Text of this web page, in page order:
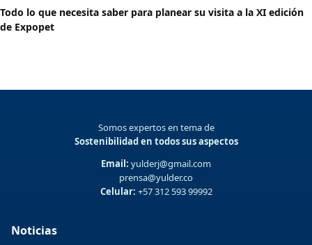
Todo lo que necesita saber para planear su visita a la XI edición
de Expopet
Somos expertos en tema de
Sostenibilidad en todos sus aspectos
Email: yulderj@gmail.com
prensa@yulder.co
Celular: +57 312 593 99992
Noticias